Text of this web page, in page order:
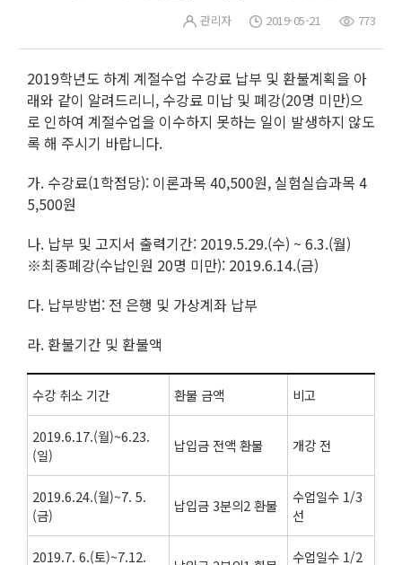
관리자 2019-05-21 773
2019학년도 하계 계절수업 수강료 납부 및 환불계획을 아
래와 같이 알려드리니, 수강료 미납 및 폐강(20명 미만)으
로 인하여 계절수업을 이수하지 못하는 일이 발생하지 않도
록 해 주시기 바랍니다.
가. 수강료(1학점당): 이론과목 40,500원, 실험실습과목 4
5,500원
나. 납부 및 고지서 출력기간: 2019.5.29.(수) ~ 6.3.(월)
※최종폐강(수납인원 20명 미만): 2019.6.14.(금)
다. 납부방법: 전 은행 및 가상계좌 납부
라. 환불기간 및 환불액
수강 취소 기간 환불 금액 비고
2019.6.17.(월)~6.23.
(일)
납입금 전액 환불 개강 전
2019.6.24.(월)~7. 5.
(금)
납입금 3분의2 환불
수업일수 1/3
선
2019.7. 6.(토)~7.12.
수업일수 1/2